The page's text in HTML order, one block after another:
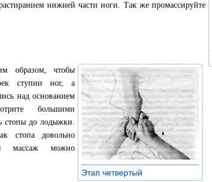
нижней части ноги. Так же промассируйте
Этап четвертый
образом, чтобы
ступни ног, а
над основанием
большими
стопы до лодыжки.
стопа довольно
массаж можно